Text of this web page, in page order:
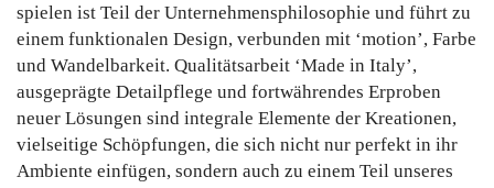
spielen ist Teil der Unternehmensphilosophie und führt zu
einem funktionalen Design, verbunden mit ‘motion’, Farbe
und Wandelbarkeit. Qualitätsarbeit ‘Made in Italy’,
ausgeprägte Detailpflege und fortwährendes Erproben
neuer Lösungen sind integrale Elemente der Kreationen,
vielseitige Schöpfungen, die sich nicht nur perfekt in ihr
Ambiente einfügen, sondern auch zu einem Teil unseres